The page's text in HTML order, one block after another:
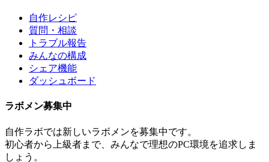
自作レシピ
質問・相談
トラブル報告
みんなの構成
シェア機能
ダッシュボード
ラボメン募集中
自作ラボでは新しいラボメンを募集中です。
初心者から上級者まで、みんなで理想のPC環境を追求しま
しょう。